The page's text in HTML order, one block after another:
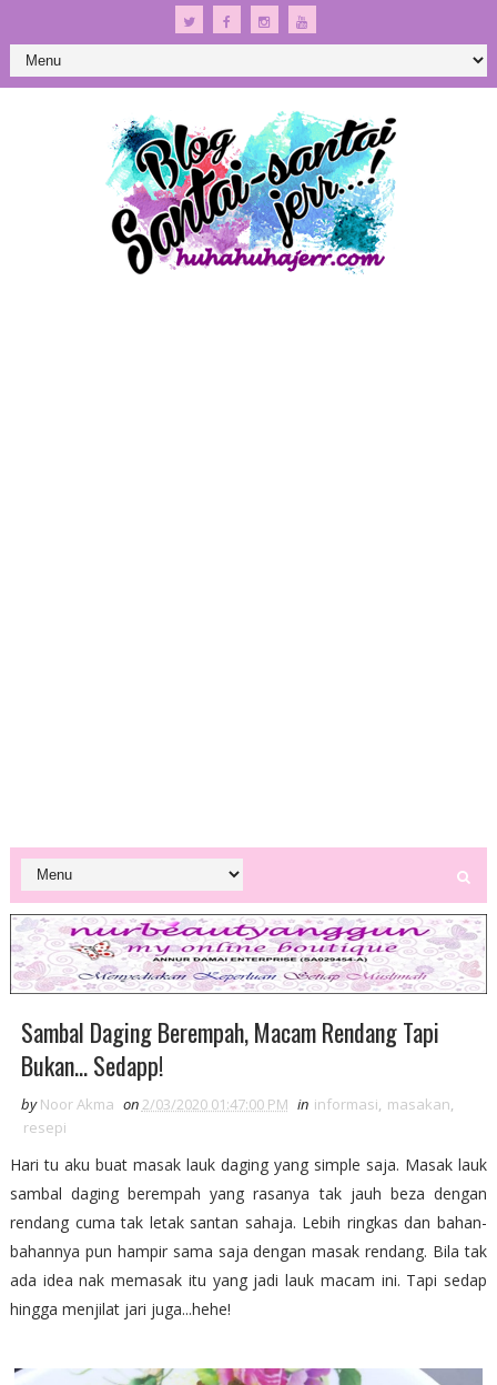
Sambal Daging Berempah, Macam Rendang Tapi
Bukan... Sedapp!
by Noor Akma on2/03/2020 01:47:00 PM in informasi, masakan,
resepi
Hari tu aku buat masak lauk daging yang simple saja. Masak lauk
sambal daging berempah yang rasanya tak jauh beza dengan
rendang cuma tak letak santan sahaja. Lebih ringkas dan bahan-
bahannya pun hampir sama saja dengan masak rendang. Bila tak
ada idea nak memasak itu yang jadi lauk macam ini. Tapi sedap
hingga menjilat jari juga...hehe!